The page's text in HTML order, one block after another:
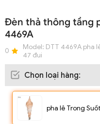
Đèn thả thông tầng
4469A
0 Model: DTT 4469A pha
47 đui
Chọn loại hàng:
pha lê Trong